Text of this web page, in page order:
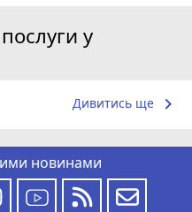
у
Дивитись ще keyboard_arrow_right
новинами